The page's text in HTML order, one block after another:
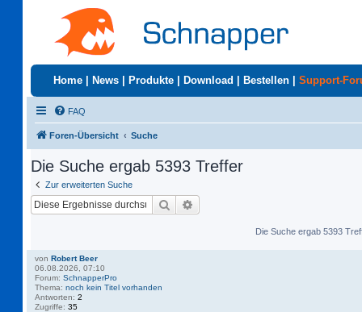
Home News Produkte Download Bestellen Support-
FAQ
Foren-Übersicht Suche
Die Suche ergab 5393 Treffer
Zur erweiterten Suche
Suche
Die Suche ergab 5393
von Robert Beer
06.08.2026, 07:10
Forum: SchnapperPro
Thema: noch kein Titel vorhanden
Antworten: 2
Zugriffe: 35